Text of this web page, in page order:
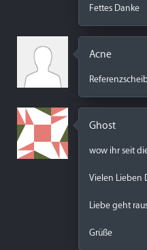
Fettes Danke
Acne
Ghost
wow ihr seit
Vielen Lieben
Liebe geht
Grüße